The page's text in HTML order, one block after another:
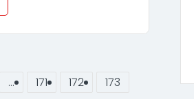
… 171 172 173